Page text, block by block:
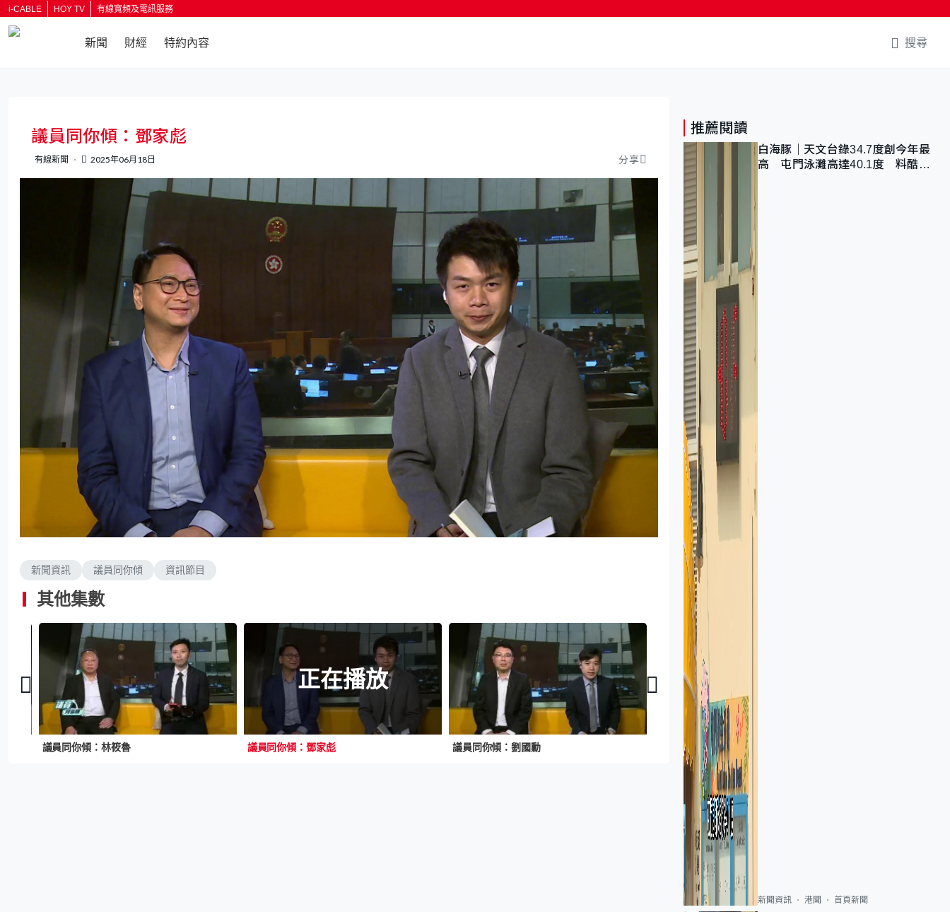
i-CABLE HOY TV 有線寬頻及電訊服務
新聞 財經 特約內容 搜尋
議員同你傾：鄧家彪
有線新聞 2025年06月18日 分享
新聞資訊 議員同你傾 資訊節目
其他集數
議員同你傾：林筱魯
正在播放
議員同你傾：鄧家彪 議員同你傾：劉國勳 議員同你傾：朱國強
推薦閱讀
白海豚｜天文台錄34.7度創今年最
高 屯門泳灘高達40.1度 料酷熱
新聞資訊 港聞 首頁新聞